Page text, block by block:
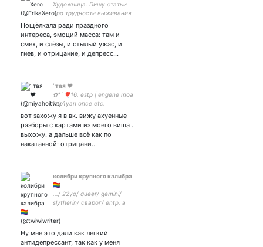
Художница. Пишу статьи
про трудности выживания
день - праздник: праздник
разочарования в
человечестве.
Пощёлкала ради праздного
интереса, эмоций масса: там и
смех, и слёзы, и стылый ужас, и
гнев, и отрицание, и депресс…
‘ тая ♥︎
✿︎*ﾟ︎🎈16, estp | engene moa
kep1yan once etc.
вот захожу я в вк. вижу ахуенные
разборы с картами из моего виша .
выхожу. а дальше всё как по
накатанной: отрицани…
колибри крупного калибра
🏳️‍🌈
.../ 22yo/ queer/ gemini/
slytherin/ сварог/ entp, а
нытик
Ну мне это дали как легкий
антидепрессант, так как у меня